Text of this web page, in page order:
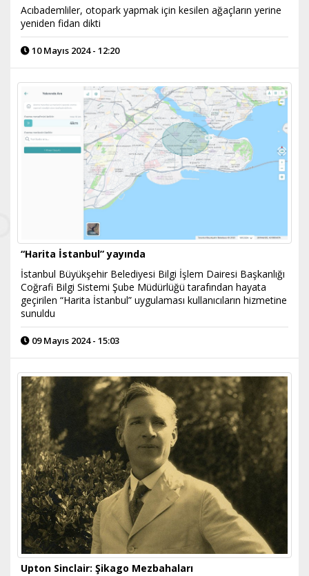
Acıbademliler, otopark yapmak için kesilen ağaçların yerine
yeniden fidan dikti
10 Mayıs 2024 - 12:20
“Harita İstanbul” yayında
İstanbul Büyükşehir Belediyesi Bilgi İşlem Dairesi Başkanlığı
Coğrafi Bilgi Sistemi Şube Müdürlüğü tarafından hayata
geçirilen “Harita İstanbul” uygulaması kullanıcıların hizmetine
sunuldu
09 Mayıs 2024 - 15:03
Upton Sinclair: Şikago Mezbahaları